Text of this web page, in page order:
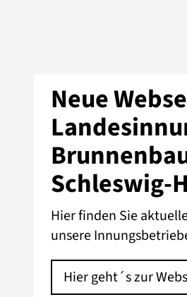
Neue
Schleswig-
Hier finden Sie
unsere
Hier geht´s zur